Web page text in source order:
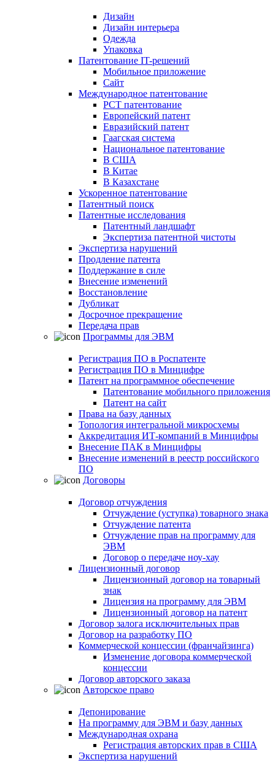
Дизайн
Дизайн интерьера
Одежда
Упаковка
Патентование IT-решений
Мобильное приложение
Сайт
Международное патентование
PCT патентование
Европейский патент
Евразийский патент
Гаагская система
Национальное патентование
В США
В Китае
В Казахстане
Ускоренное патентование
Патентный поиск
Патентные исследования
Патентный ландшафт
Экспертиза патентной чистоты
Экспертиза нарушений
Продление патента
Поддержание в силе
Внесение изменений
Восстановление
Дубликат
Досрочное прекращение
Передача прав
Программы для ЭВМ
Регистрация ПО в Роспатенте
Регистрация ПО в Минцифре
Патент на программное обеспечение
Патентование мобильного приложения
Патент на сайт
Права на базу данных
Топология интегральной микросхемы
Аккредитация ИТ-компаний в Минцифры
Внесение ПАК в Минцифры
Внесение изменений в реестр российского
ПО
Договоры
Договор отчуждения
Отчуждение (уступка) товарного знака
Отчуждение патента
Отчуждение прав на программу для
ЭВМ
Договор о передаче ноу-хау
Лицензионный договор
Лицензионный договор на товарный
знак
Лицензия на программу для ЭВМ
Лицензионный договор на патент
Договор залога исключительных прав
Договор на разработку ПО
Коммерческой концессии (франчайзинга)
Изменение договора коммерческой
концессии
Договор авторского заказа
Авторское право
Депонирование
На программу для ЭВМ и базу данных
Международная охрана
Регистрация авторских прав в США
Экспертиза нарушений